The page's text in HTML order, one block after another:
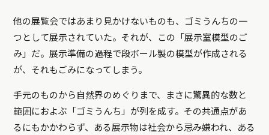
他の展覧会ではあまり見かけないものも、ゴミうんちの一
つとして展示されていた。それが、この「展示室模型のご
み」だ。展示準備の過程で段ボール製の模型が作成される
が、それもごみになってしまう。
手元のものから自然界のめぐりまで、まさに驚異的な数と
範囲におよぶ「ゴミうんち」が列を成す。その共通点があ
るにもかかわらず、ある展示物は社会から忌み嫌われ、ある